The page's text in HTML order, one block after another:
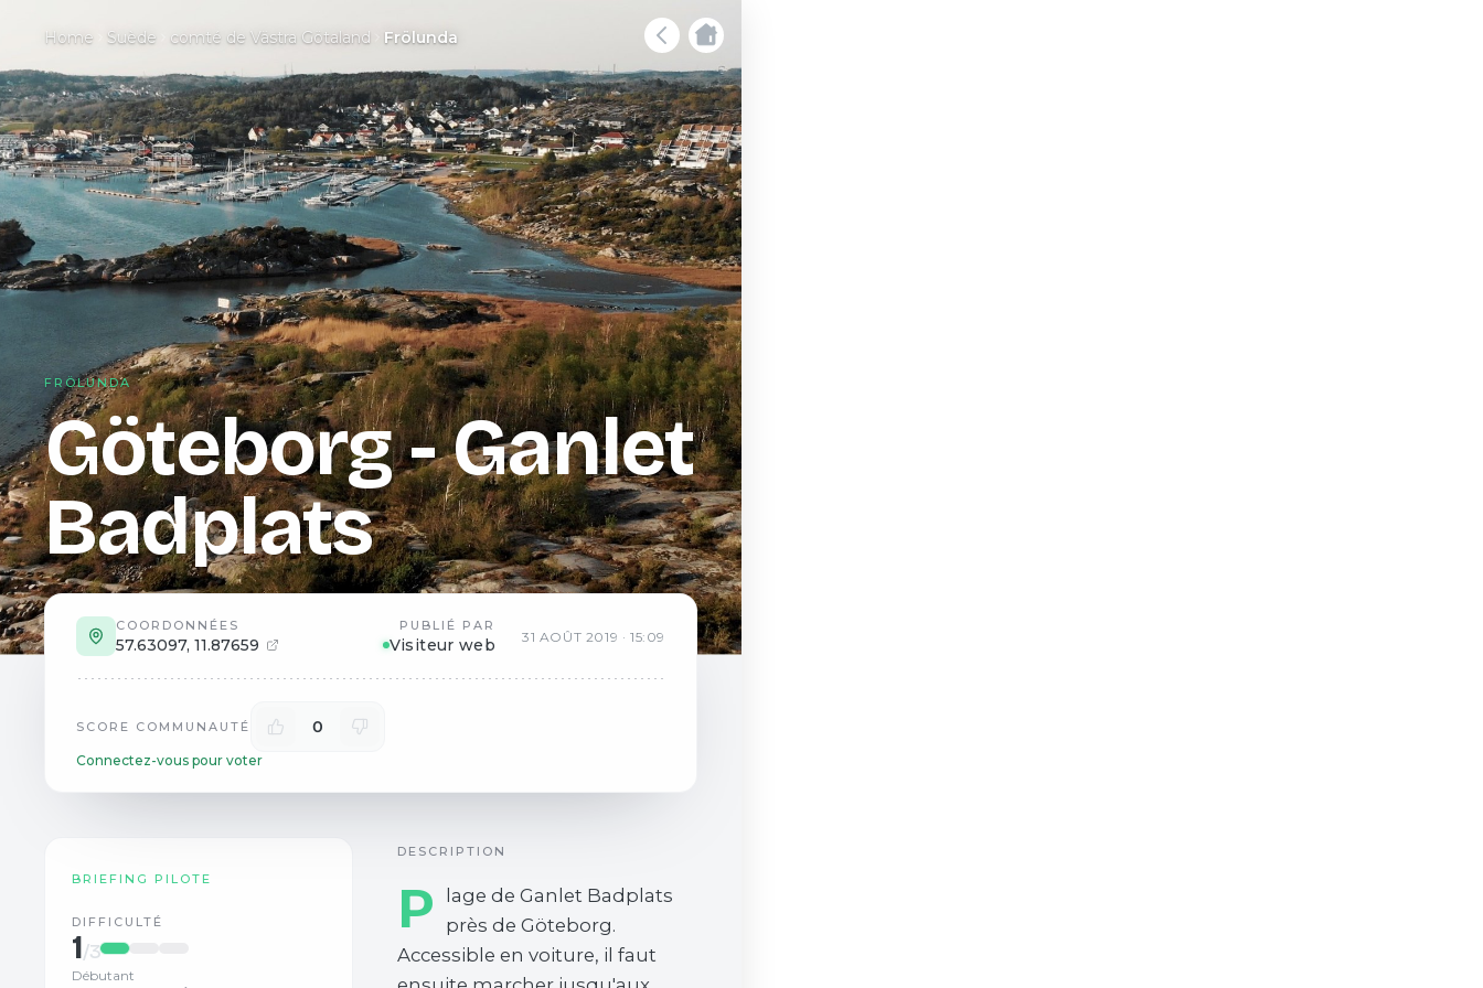
Home Suède comté de Västra Götaland Frölunda
FRÖLUNDA
Göteborg - Ganlet
Badplats
COORDONNÉES
57.63097, 11.87659
PUBLIÉ PAR
Visiteur web 31 AOÛT 2019 · 15:09
SCORE COMMUNAUTÉ 0
Connectez-vous pour voter
BRIEFING PILOTE
DIFFICULTÉ
1/3
Débutant
DESCRIPTION
P
lage de Ganlet Badplats
près de Göteborg.
Accessible en voiture, il faut